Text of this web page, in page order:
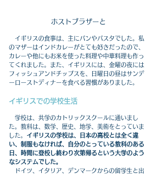
ホストブラザーと
イギリスの食事は、主にパンやパスタでした。私
のマザーはインドカレーがとても好きだったので、
カレーや他にもお米を使った料理や中華料理も作っ
てくれました。また、イギリスには、金曜の夜には
フィッシュアンドチップスを、日曜日の昼はサンデ
ーローストディナーを食べる習慣がありました。
イギリスでの学校生活
学校は、共学のカトリックスクールに通いまし
た。教科は、数学、歴史、地学、美術をとっていま
した。 イギリスの学校は、日本の高校とは全く違
い、制服もなければ、自分のとっている教科のある
日、時間に登校し終わり次第帰るという大学のよう
なシステムでした。
ドイツ、イタリア、デンマークからの留学生と出